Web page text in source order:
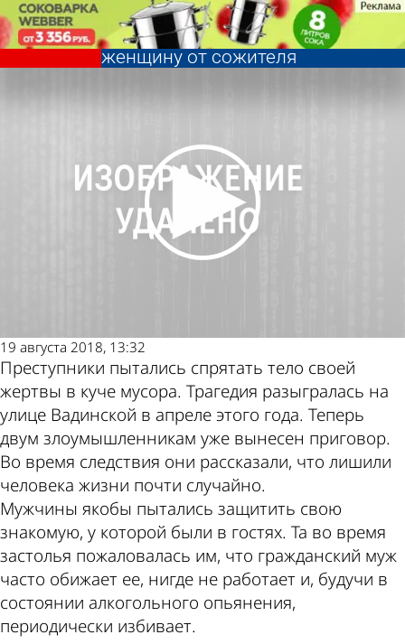
В Пензе вынесли приговор
убийцам, «защитившим»
женщину от сожителя
Криминал
19 августа 2018, 13:32
Преступники пытались спрятать тело своей
жертвы в куче мусора. Трагедия разыгралась на
улице Вадинской в апреле этого года. Теперь
двум злоумышленникам уже вынесен приговор.
Во время следствия они рассказали, что лишили
человека жизни почти случайно.
Мужчины якобы пытались защитить свою
знакомую, у которой были в гостях. Та во время
застолья пожаловалась им, что гражданский муж
часто обижает ее, нигде не работает и, будучи в
состоянии алкогольного опьянения,
периодически избивает.
В Пензе вынесли приговор
Другие новости
по теме
Погода и курсы
валют в Пензе